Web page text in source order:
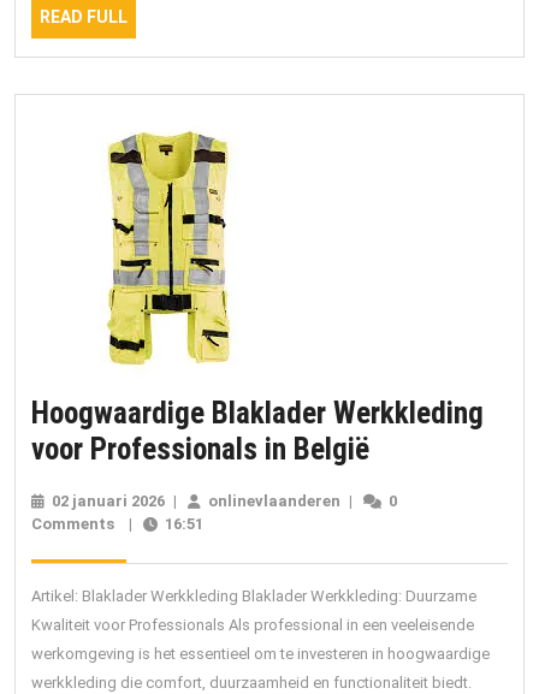
READ FULLREAD
FULL
Hoogwaardige Blaklader Werkkleding
voor Professionals in België
Werkkleding
voor
Professionals
in
België
02 januari 2026 02
januari
| onlinevlaanderen onlinevlaanderen
|
0
Comments
| 16:51
Artikel: Blaklader Werkkleding Blaklader Werkkleding: Duurzame
Kwaliteit voor Professionals Als professional in een veeleisende
werkomgeving is het essentieel om te investeren in hoogwaardige
werkkleding die comfort, duurzaamheid en functionaliteit biedt.